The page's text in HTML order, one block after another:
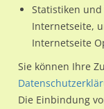
Nutze günstige
Str. 87a (B 61) RS
Stadt.
Wir erheben für
Statistiken
Internetseite,
Internetseite
Sie können Ihre
Die Einbindung